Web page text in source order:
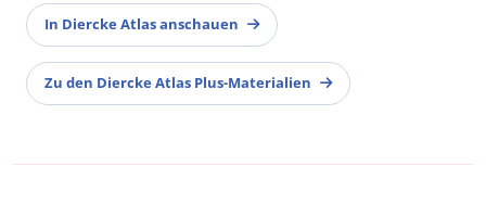
In Diercke Atlas anschauen
Zu den Diercke Atlas Plus-Materialien